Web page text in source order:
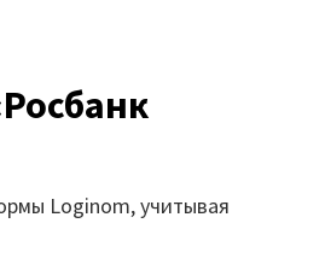
Loginom, учитывая